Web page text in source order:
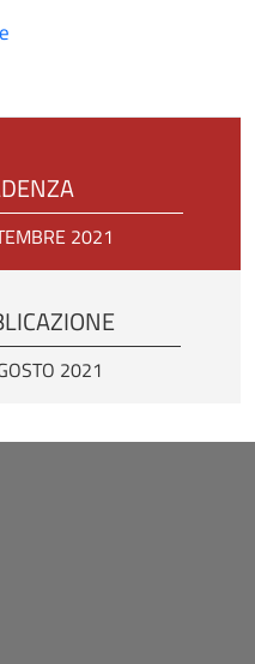
2021
2021